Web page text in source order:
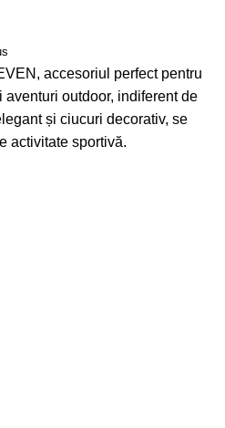
accesoriul perfect pentru
outdoor, indiferent de
și ciucuri decorativ, se
activitate sportivă.